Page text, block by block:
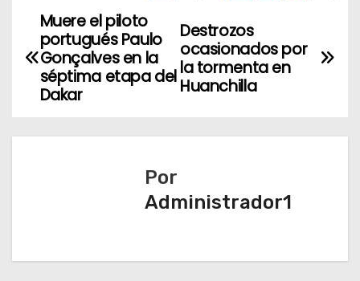
N
a
e
i
Destrozos
ocasionados por
la tormenta en
Huanchilla
Muere el piloto
portugués Paulo
Gonçalves en la
séptima etapa del
Dakar
Por
Administrador1